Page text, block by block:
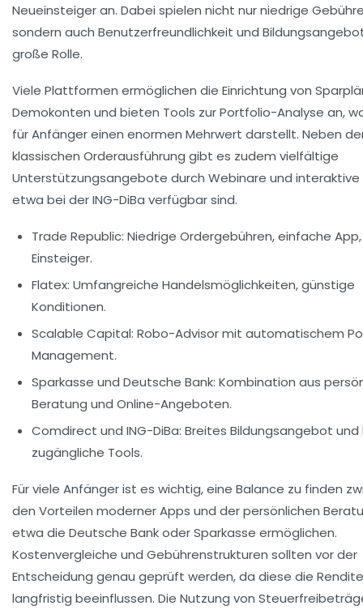
Neueinsteiger an. Dabei spielen nicht nur niedrige
sondern auch Benutzerfreundlichkeit und
große Rolle.
Viele Plattformen ermöglichen die Einrichtung von
Demokonten und bieten Tools zur Portfolio-Analyse an,
für Anfänger einen enormen Mehrwert darstellt. Neben
klassischen Orderausführung gibt es zudem vielfältige
Unterstützungsangebote durch Webinare und interaktive
etwa bei der ING-DiBa verfügbar sind.
Trade Republic: Niedrige Ordergebühren, einfache
Einsteiger.
Flatex: Umfangreiche Handelsmöglichkeiten, günstige
Konditionen.
Scalable Capital: Robo-Advisor mit automatischem
Management.
Sparkasse und Deutsche Bank: Kombination aus
Beratung und Online-Angeboten.
Comdirect und ING-DiBa: Breites Bildungsangebot
zugängliche Tools.
Für viele Anfänger ist es wichtig, eine Balance zu finden
den Vorteilen moderner Apps und der persönlichen
etwa die Deutsche Bank oder Sparkasse ermöglichen.
Kostenvergleiche und Gebührenstrukturen sollten vor der
Entscheidung genau geprüft werden, da diese die Rendite
langfristig beeinflussen. Die Nutzung von